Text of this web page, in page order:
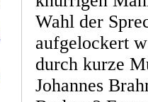
Wahl der
aufgelockert
durch kurze
Johannes